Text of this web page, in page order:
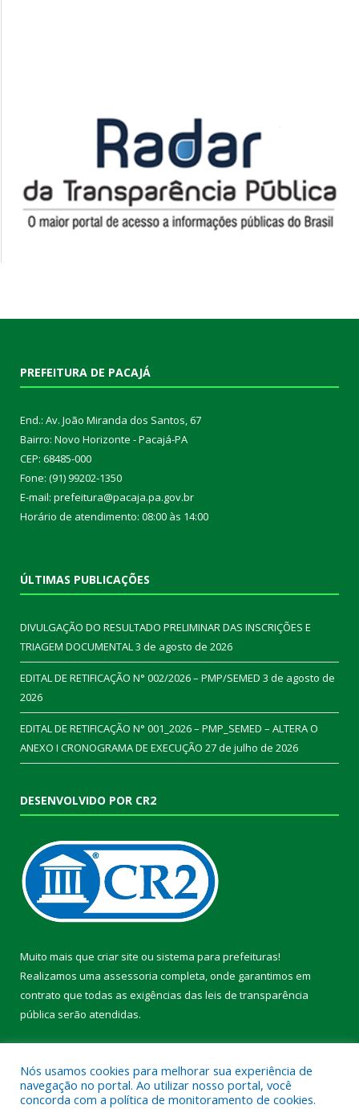
PREFEITURA DE PACAJÁ
End.: Av. João Miranda dos Santos, 67
Bairro: Novo Horizonte - Pacajá-PA
CEP: 68485-000
Fone: (91) 99202-1350
E-mail: prefeitura@pacaja.pa.gov.br
Horário de atendimento: 08:00 às 14:00
ÚLTIMAS PUBLICAÇÕES
DIVULGAÇÃO DO RESULTADO PRELIMINAR DAS INSCRIÇÕES E
TRIAGEM DOCUMENTAL3 de agosto de 2026
EDITAL DE RETIFICAÇÃO N° 002/2026 – PMP/SEMED 3 de agosto de
2026
EDITAL DE RETIFICAÇÃO N° 001_2026 – PMP_SEMED – ALTERA O
ANEXO I CRONOGRAMA DE EXECUÇÃO 27 de julho de 2026
DESENVOLVIDO POR CR2
Muito mais que criar site ou sistema para prefeituras!
Realizamos uma assessoria completa, onde garantimos em
contrato que todas as exigências das leis de transparência
pública serão atendidas.
Nós usamos cookies para melhorar sua experiência de
navegação no portal. Ao utilizar nosso portal, você
concorda com a política de monitoramento de cookies.